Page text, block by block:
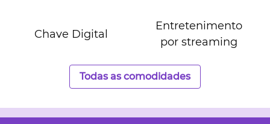
Chave Digital
Entretenimento
por streaming
Todas as comodidades